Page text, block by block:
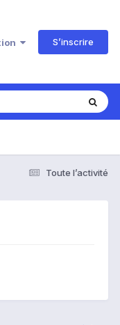
S’inscrire
Toute l’activité